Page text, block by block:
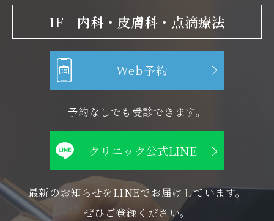
1F 内科・皮膚科・点滴療法
Web予約
予約なしでも受診できます。
クリニック公式LINE
最新のお知らせをLINEでお届けしています。
ぜひご登録ください。